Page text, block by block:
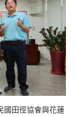
國田徑協會與花蓮